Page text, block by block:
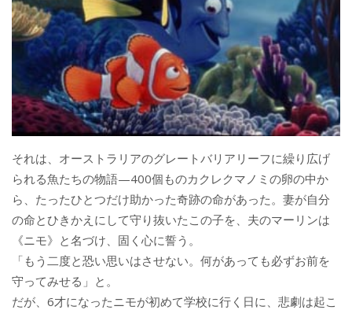
それは、オーストラリアのグレートバリアリーフに繰り広げ
られる魚たちの物語—400個ものカクレクマノミの卵の中か
ら、たったひとつだけ助かった奇跡の命があった。妻が自分
の命とひきかえにして守り抜いたこの子を、夫のマーリンは
《ニモ》と名づけ、固く心に誓う。
「もう二度と恐い思いはさせない。何があっても必ずお前を
守ってみせる」と。
だが、6才になったニモが初めて学校に行く日に、悲劇は起こ